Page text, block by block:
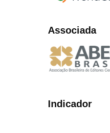
Associada
Indicador